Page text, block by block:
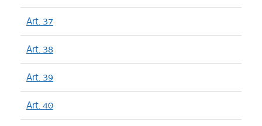
Art. 37
Art. 38
Art. 39
Art. 40